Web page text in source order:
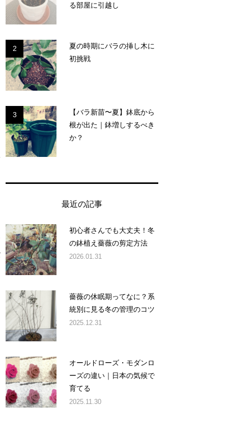
る部屋に引越し
2
夏の時期にバラの挿し木に
初挑戦
3
【バラ新苗〜夏】鉢底から
根が出た｜鉢増しするべき
か？
最近の記事
初心者さんでも大丈夫！冬
の鉢植え薔薇の剪定方法
2026.01.31
薔薇の休眠期ってなに？系
統別に見る冬の管理のコツ
2025.12.31
オールドローズ・モダンロ
ーズの違い｜日本の気候で
育てる
2025.11.30